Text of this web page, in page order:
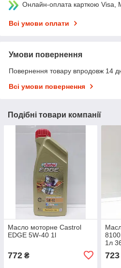
Онлайн-оплата карткою Visa,
Всі умови оплати
Умови повернення
Повернення товару впродовж 14
Всі умови повернення
Подібні товари компанії
Масло моторне Castrol
EDGE 5W-40 1l
772 ₴
1л
723